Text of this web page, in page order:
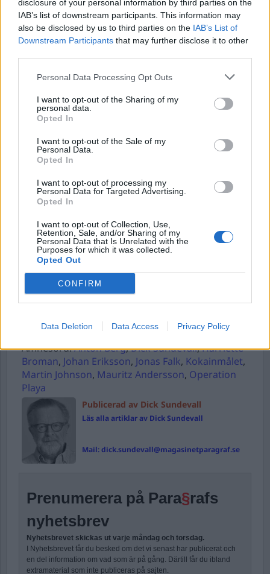
disclosure of your personal information by third parties on the
IAB’s list of downstream participants. This information may
also be disclosed by us to third parties on the IAB’s List of
Downstream Participants that may further disclose it to other
Personal Data Processing Opt Outs
I want to opt-out of the Sharing of my
personal data.
Opted In
I want to opt-out of the Sale of my
Personal Data.
Opted In
I want to opt-out of processing my
Personal Data for Targeted Advertising.
Opted In
I want to opt-out of Collection, Use,
Retention, Sale, and/or Sharing of my
Personal Data that Is Unrelated with the
Purposes for which it was collected.
Opted Out
CONFIRM
Data Deletion Data Access Privacy Policy
Starta din prenumerationhär
Remember Me
Forgot Password
Stöd Para§rafs bevakning av rättssäkerheten
Ämnesord:Anton Berg,Dick Sundevall,Harriette
Broman, Johan Eriksson, Jonas Falk, Kokainmålet,
Martin Johnson, Mauritz Andersson, Operation
Playa
Publicerad av Dick Sundevall
Läs alla artiklar av Dick Sundevall
Mail:dick.sundevall@magasinetparagraf.se
Prenumerera på Para§rafs
nyhetsbrev
Nyhetsbrevet skickas ut varje måndag och torsdag.
I Nyhetsbrevet får du besked om det vi senast har publicerat och
en del information om vad som är på gång. Därtill får du ibland
extramaterial som inte publiceras på sajten.